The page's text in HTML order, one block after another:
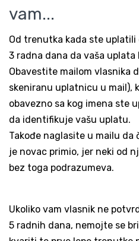
vam...
Od trenutka kada ste
3 radna dana da vaša
Obavestite mailom vlasnika
skeniranu uplatnicu u mail),
obavezno sa kog imena ste
da identifikuje vašu uplatu.
Takođe naglasite u mailu
je novac primio, jer neki od
bez toga podrazumeva.
Ukoliko vam vlasnik ne
5 radnih dana, nemojte se